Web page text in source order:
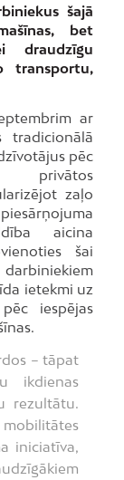
šajā
bet
draudzīgu
transportu,
ar
tradicionālā
pēc
privātos
zaļo
aicina
šai
ietekmi uz
iespējas
– tāpat
ikdienas
rezultātu.
iniciatīva,